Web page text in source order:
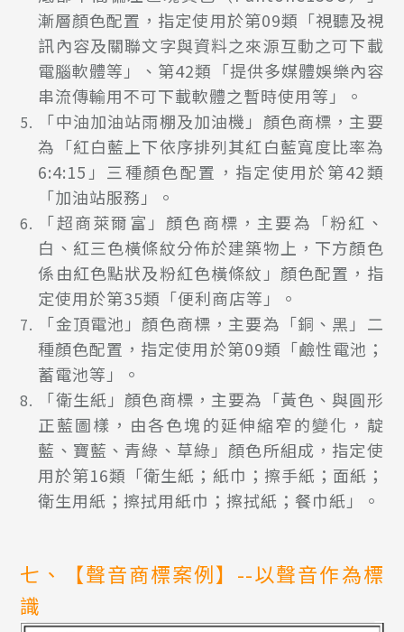
漸層顏色配置，指定使用於第09類「視聽及視
訊內容及關聯文字與資料之來源互動之可下載
電腦軟體等」、第42類「提供多媒體娛樂內容
串流傳輸用不可下載軟體之暫時使用等」。
「中油加油站雨棚及加油機」顏色商標，主要
為「紅白藍上下依序排列其紅白藍寬度比率為
6:4:15」三種顏色配置，指定使用於第42類
「加油站服務」。
「超商萊爾富」顏色商標，主要為「粉紅、
白、紅三色橫條紋分佈於建築物上，下方顏色
係由紅色點狀及粉紅色橫條紋」顏色配置，指
定使用於第35類「便利商店等」。
「金頂電池」顏色商標，主要為「銅、黑」二
種顏色配置，指定使用於第09類「鹼性電池；
蓄電池等」。
「衛生紙」顏色商標，主要為「黃色、與圓形
正藍圖樣，由各色塊的延伸縮窄的變化，靛
藍、寶藍、青綠、草綠」顏色所組成，指定使
用於第16類「衛生紙；紙巾；擦手紙；面紙；
衛生用紙；擦拭用紙巾；擦拭紙；餐巾紙」。
七、【聲音商標案例】--以聲音作為標
識